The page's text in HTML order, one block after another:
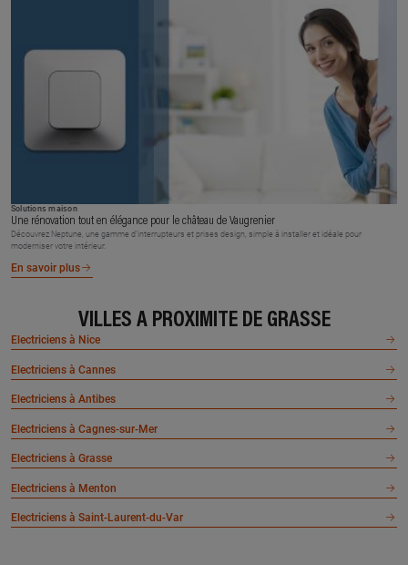
Solutions maison
Une rénovation tout en élégance pour le château de Vaugrenier
Découvrez Neptune, une gamme d’interrupteurs et prises design, simple à installer et idéale pour
moderniser votre intérieur.
En savoir plus
VILLES À PROXIMITÉ DE GRASSE
Electriciens à Nice
Electriciens à Cannes
Electriciens à Antibes
Electriciens à Cagnes-sur-Mer
Electriciens à Grasse
Electriciens à Menton
Electriciens à Saint-Laurent-du-Var